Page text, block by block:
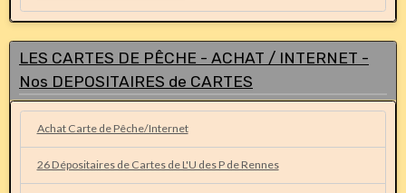
LES CARTES DE PÊCHE - ACHAT / INTERNET -
Nos DEPOSITAIRES de CARTES
Achat Carte de Pêche/Internet
26 Dépositaires de Cartes de L'U des P de Rennes